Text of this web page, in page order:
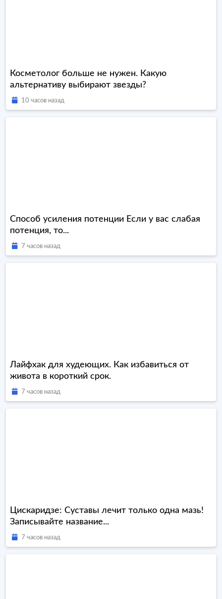
Косметолог больше не нужен. Какую
альтернативу выбирают звезды?
10 часов назад
Способ усиления потенции Если у вас слабая
потенция, то...
7 часов назад
Лайфхак для худеющих. Как избавиться от
живота в короткий срок.
7 часов назад
Цискаридзе: Суставы лечит только одна мазь!
Записывайте название...
7 часов назад